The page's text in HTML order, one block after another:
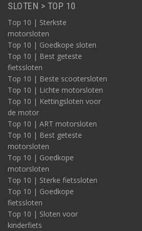
SLOTEN > TOP 10
Top 10 | Sterkste
motorsloten
Top 10 | Goedkope sloten
Top 10 | Best geteste
fietssloten
Top 10 | Beste scootersloten
Top 10 | Lichte motorsloten
Top 10 | Kettingsloten voor
de motor
Top 10 | ART motorsloten
Top 10 | Best geteste
motorsloten
Top 10 | Goedkope
motorsloten
Top 10 | Sterke fietssloten
Top 10 | Goedkope
fietssloten
Top 10 | Sloten voor
kinderfiets